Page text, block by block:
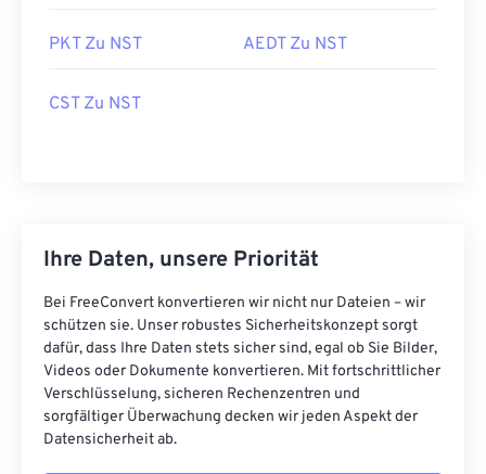
PKT Zu NST AEDT Zu NST
CST Zu NST
Ihre Daten, unsere Priorität
Bei FreeConvert konvertieren wir nicht nur Dateien – wir
schützen sie. Unser robustes Sicherheitskonzept sorgt
dafür, dass Ihre Daten stets sicher sind, egal ob Sie Bilder,
Videos oder Dokumente konvertieren. Mit fortschrittlicher
Verschlüsselung, sicheren Rechenzentren und
sorgfältiger Überwachung decken wir jeden Aspekt der
Datensicherheit ab.